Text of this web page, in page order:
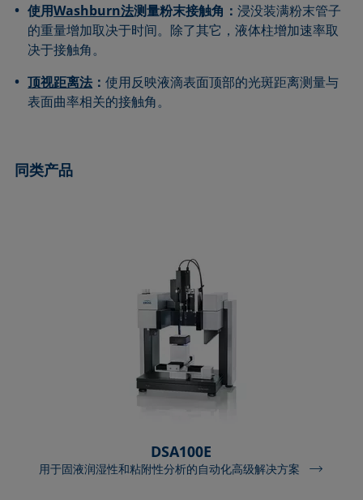
使用Washburn法测量粉末接触角：浸没装满粉末管子
的重量增加取决于时间。除了其它，液体柱增加速率取
决于接触角。
顶视距离法 ：使用反映液滴表面顶部的光斑距离测量与
表面曲率相关的接触角。
同类产品
DSA100E
用于固液润湿性和粘附性分析的自动化高级解决方案